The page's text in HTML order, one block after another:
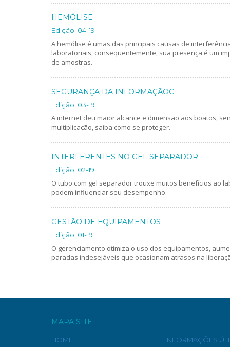
HEMÓLISE
Edição: 04-19
A hemólise é umas das principais causas de
laboratoriais, consequentemente, sua presença é um
de amostras.
SEGURANÇA DA INFORMAÇÃOC
Edição: 03-19
A internet deu maior alcance e dimensão aos boatos,
multiplicação, saiba como se proteger.
INTERFERENTES NO GEL SEPARADOR
Edição: 02-19
O tubo com gel separador trouxe muitos benefícios ao
podem influenciar seu desempenho.
GESTÃO DE EQUIPAMENTOS
Edição: 01-19
O gerenciamento otimiza o uso dos equipamentos,
paradas indesejáveis que ocasionam atrasos na
MAPA SITE
HOME
INFORMAÇÕES